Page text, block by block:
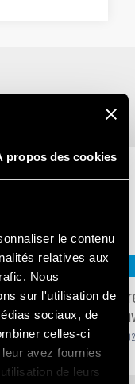
propos des cookies
le contenu
relatives aux
Nous
sur l'utilisation de
sociaux, de
celles-ci
avez fournies
de leurs
5min
TERTIAIRE
– Easy
-